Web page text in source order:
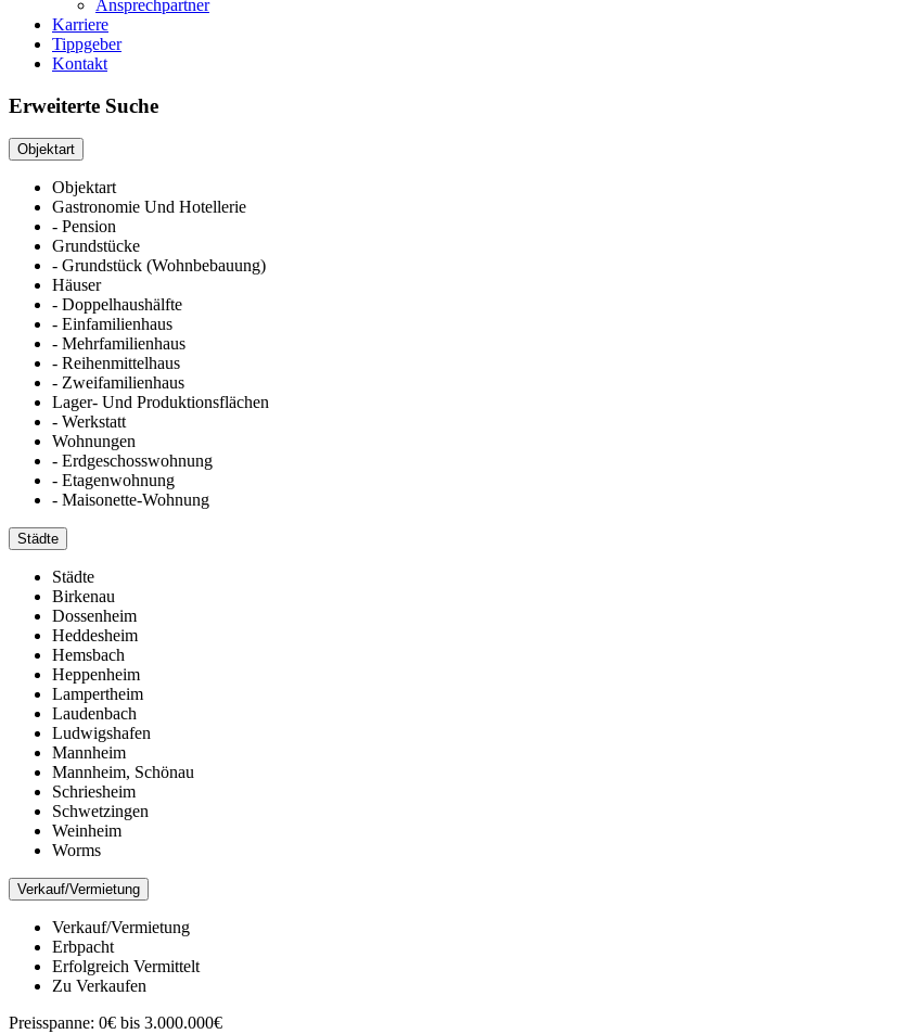
Ansprechpartner
Karriere
Tippgeber
Kontakt
Erweiterte Suche
Objektart
Objektart
Gastronomie Und Hotellerie
- Pension
Grundstücke
- Grundstück (Wohnbebauung)
Häuser
- Doppelhaushälfte
- Einfamilienhaus
- Mehrfamilienhaus
- Reihenmittelhaus
- Zweifamilienhaus
Lager- Und Produktionsflächen
- Werkstatt
Wohnungen
- Erdgeschosswohnung
- Etagenwohnung
- Maisonette-Wohnung
Städte
Städte
Birkenau
Dossenheim
Heddesheim
Hemsbach
Heppenheim
Lampertheim
Laudenbach
Ludwigshafen
Mannheim
Mannheim, Schönau
Schriesheim
Schwetzingen
Weinheim
Worms
Verkauf/Vermietung
Verkauf/Vermietung
Erbpacht
Erfolgreich Vermittelt
Zu Verkaufen
Preisspanne: 0€ bis 3.000.000€